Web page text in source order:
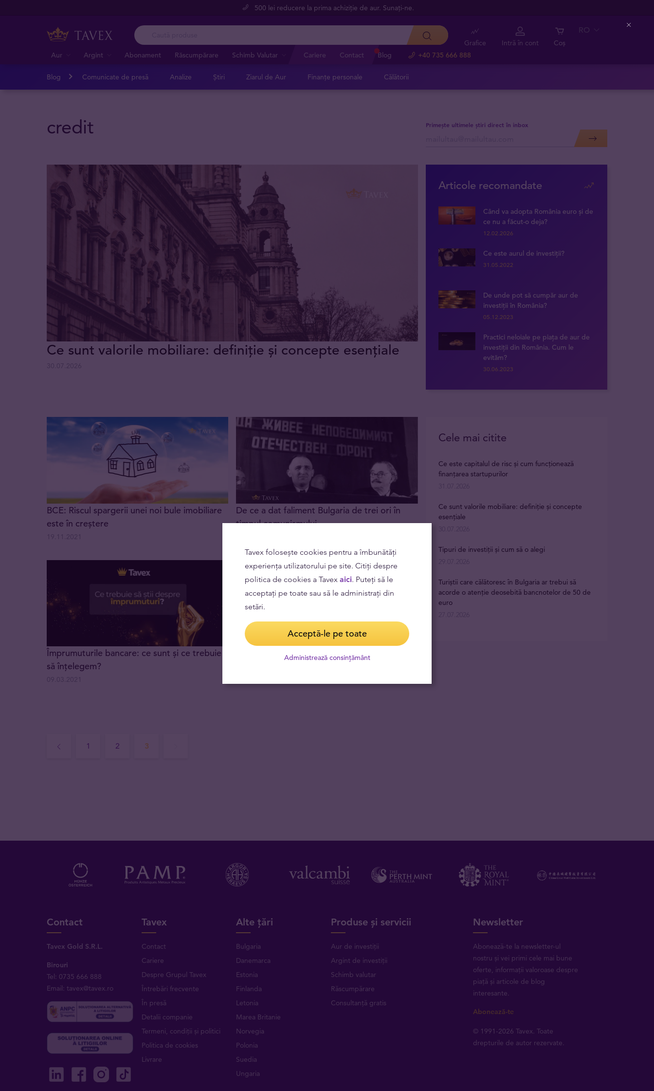
500 lei reducere la prima achiziție de aur. Sunați-ne.
Aur Argint Abonament Răscumpărare Schimb Valutar Cariere Contact Blog +40 735 666 888
Grafice Intră în cont Coș
RO
Blog Comunicate de presă Analize Știri Ziarul de Aur Finanțe personale Călătorii
credit Primește ultimele știri direct în inbox
Ce sunt valorile mobiliare: definiție și concepte esențiale
Articole recomandate
Când va adopta România euro și de
ce nu a făcut-o deja?
12.02.2026
Ce este aurul de investiții?
31.05.2022
De unde pot să cumpăr aur de
investiții în România?
05.12.2023
Practici neloiale pe piața de aur de
investiții din România. Cum le
evităm?
30.06.2023
BCE: Riscul spargerii unei noi bule imobiliare
este în creștere
De ce a dat faliment Bulgaria de trei ori în
timpul comunismului
Împrumuturile bancare: ce sunt și ce trebuie
să înțelegem?
Principalele forme de depozit
Cele mai citite
Ce este capitalul de risc și cum funcționează
finanțarea startupurilor
31.07.2026
Ce sunt valorile mobiliare: definiție și concepte
esențiale
30.07.2026
Tipuri de investiții și cum să o alegi
29.07.2026
Turiștii care călătoresc în Bulgaria ar trebui să
acorde o atenție deosebită bancnotelor de 50 de
euro
27.07.2026
1 2 3
Contact
Tavex Gold S.R.L.
Birouri
Tel: 0735 666 888
Email: tavex@tavex.ro
Tavex
Contact
Cariere
Despre Grupul Tavex
Întrebări frecvente
În presă
Detalii companie
Termeni, condiții și politici
Politica de cookies
Livrare
Alte țări
Bulgaria
Danemarca
Estonia
Finlanda
Letonia
Marea Britanie
Norvegia
Polonia
Suedia
Ungaria
Produse și servicii
Aur de investiții
Argint de investiții
Schimb valutar
Răscumpărare
Consultanță gratis
Newsletter
Abonează-te la newsletter-ul
nostru și vei primi cele mai bune
oferte, informații valoroase despre
piață și articole de blog
interesante.
Abonează-te
© 1991-2026 Tavex. Toate
drepturile de autor rezervate.
Tavex folosește cookies pentru a îmbunătăți
experiența utilizatorului pe site. Citiți despre
politica de cookies a Tavex aici. Puteți să le
acceptați pe toate sau să le administrați din
setări.
Acceptă-le pe toate
Administrează consințământ
Close